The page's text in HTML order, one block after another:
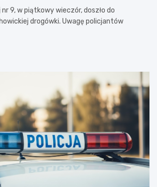
9, w piątkowy wieczór, doszło do
drogówki. Uwagę policjantów